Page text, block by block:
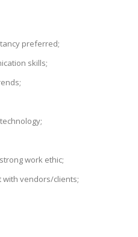
preferred;
skills;
work ethic;
with vendors/clients;